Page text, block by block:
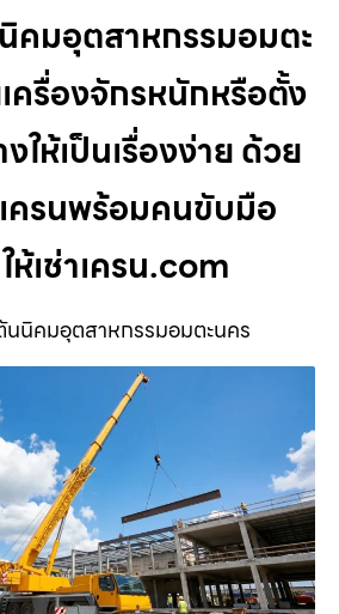
คมอุตสาหกรรมอมตะ
ครื่องจักรหนักหรือตั้ง
งให้เป็นเรื่องง่าย ด้วย
ครนพร้อมคนขับมือ
ห้เช่าเครน.com
นนิคมอุตสาหกรรมอมตะนคร